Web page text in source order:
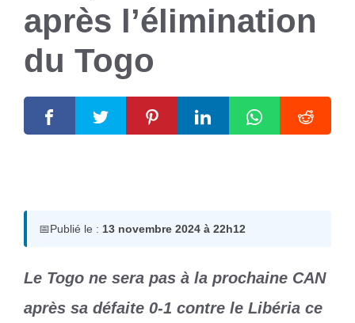
après l’élimination
du Togo
📅Publié le : 13 novembre 2024 à 22h12
Le Togo ne sera pas à la prochaine CAN
après sa défaite 0-1 contre le Libéria ce